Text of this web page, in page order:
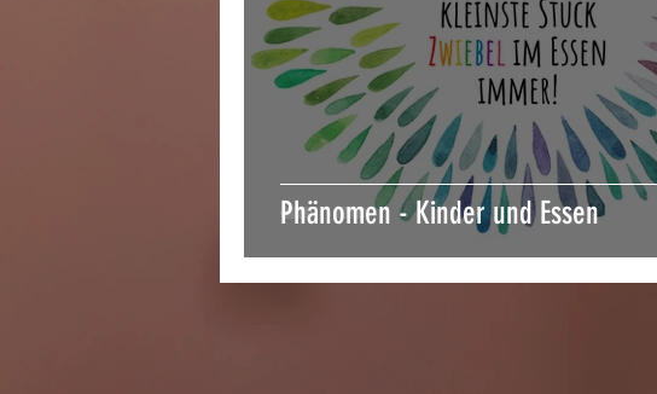
Phänomen - Kinder und Essen